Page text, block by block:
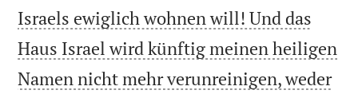
Israels ewiglich wohnen will! Und das
Haus Israel wird künftig meinen heiligen
Namen nicht mehr verunreinigen, weder